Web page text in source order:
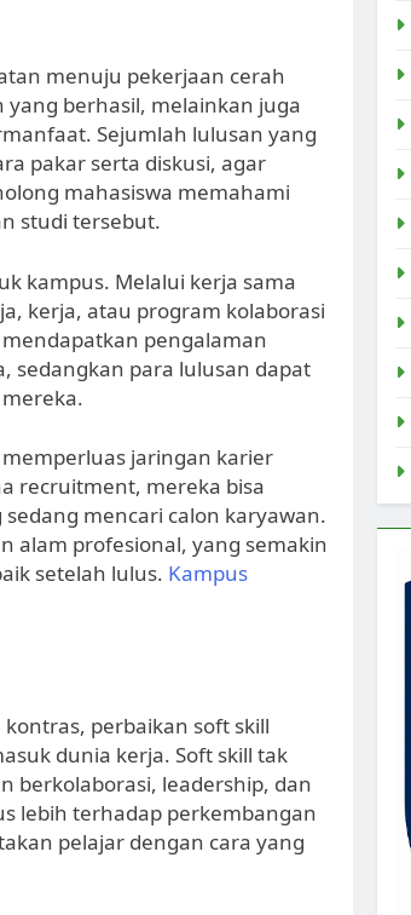
menuju pekerjaan cerah
berhasil, melainkan juga
Sejumlah lulusan yang
pakar serta diskusi, agar
mahasiswa memahami
studi tersebut.
kampus. Melalui kerja sama
kerja, atau program kolaborasi
pengalaman
sedangkan para lulusan dapat
jaringan karier
recruitment, mereka bisa
mencari calon karyawan.
alam profesional, yang semakin
setelah lulus. Kampus
perbaikan soft skill
dunia kerja. Soft skill tak
berkolaborasi, leadership, dan
lebih terhadap perkembangan
pelajar dengan cara yang